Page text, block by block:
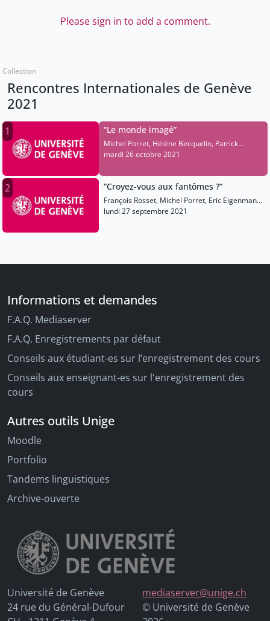
Please sign in to add a comment.
Collection
Rencontres Internationales de Genève
2021
1 “Le monde imagé”
Michel Porret, Hélène Becquelin, Patrick
Chappatte, Mirjana Farkas
mardi 26 octobre 2021
2 “Croyez-vous aux fantômes ?”
François Rosset, Michel Porret, Eric Eigenmann,
Thierry Apothéloz, Krzysztof Warlikowski, Anne
lundi 27 septembre 2021
Informations et demandes
F.A.Q. Mediaserver
F.A.Q. Enregistrements par défaut
Conseils aux étudiant-es sur l’enregistrement des cours
Conseils aux enseignant-es sur l'enregistrement des
cours
Autres outils Unige
Moodle
Portfolio
Tandems linguistiques
Archive-ouverte
Université de Genève
24 rue du Général-Dufour
mediaserver@unige.ch
© Université de Genève